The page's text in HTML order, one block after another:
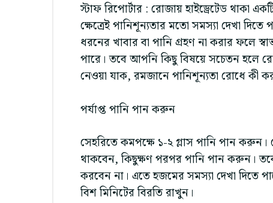
স্টাফ রিপোর্টার : রোজায় হাইড্রেটেড থাকা
ক্ষেত্রেই পানিশূন্যতার মতো সমস্যা দেখা
ধরনের খাবার বা পানি গ্রহণ না করার ফলে
পারে। তবে আপনি কিছু বিষয়ে সচেতন হলে
নেওয়া যাক, রমজানে পানিশূন্যতা রোধে কী
পর্যাপ্ত পানি পান করুন
সেহরিতে কমপক্ষে ১-২ গ্লাস পানি পান
থাকবেন, কিছুক্ষণ পরপর পানি পান করুন। তবে
করবেন না। এতে হজমের সমস্যা দেখা দিতে
বিশ মিনিটের বিরতি রাখুন।